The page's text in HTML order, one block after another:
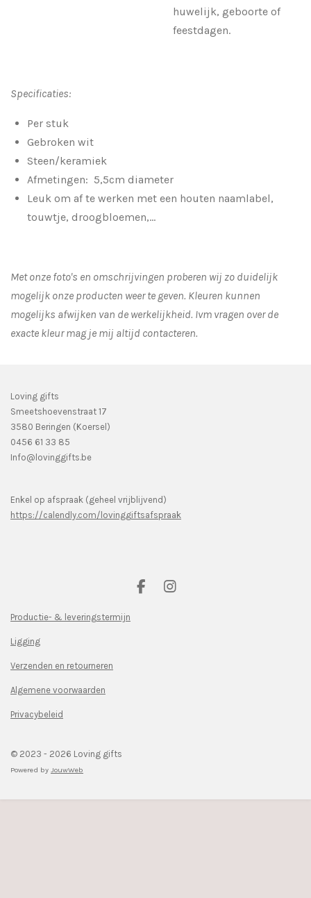
huwelijk, geboorte of
feestdagen.
Specificaties:
Per stuk
Gebroken wit
Steen/keramiek
Afmetingen: 5,5cm diameter
Leuk om af te werken met een houten naamlabel,
touwtje, droogbloemen,...
Met onze foto's en omschrijvingen proberen wij zo duidelijk
mogelijk onze producten weer te geven. Kleuren kunnen
mogelijks afwijken van de werkelijkheid. Ivm vragen over de
exacte kleur mag je mij altijd contacteren.
Loving gifts
Smeetshoevenstraat 17
3580 Beringen (Koersel)
0456 61 33 85
Info@lovinggifts.be
Enkel op afspraak (geheel vrijblijvend)
https://calendly.com/lovinggiftsafspraak
F
I
Productie- & leveringstermijn
Ligging
Verzenden en retourneren
Algemene voorwaarden
Privacybeleid
© 2023 - 2026 Loving gifts
Powered by JouwWeb